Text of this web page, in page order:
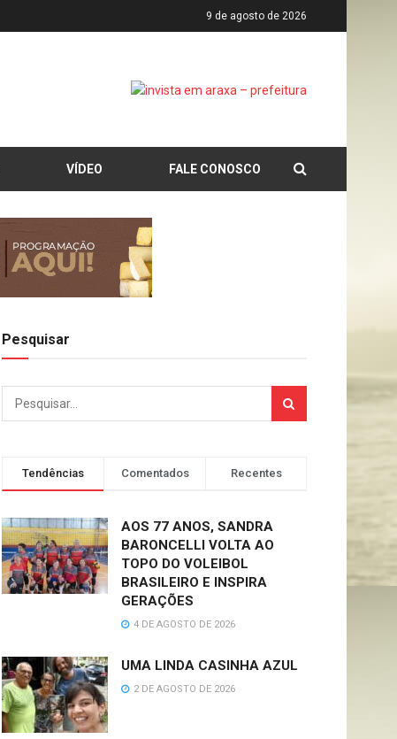
9 de agosto de 2026
VÍDEO FALE CONOSCO
Pesquisar
Tendências Comentados Recentes
AOS 77 ANOS, SANDRA
BARONCELLI VOLTA AO
TOPO DO VOLEIBOL
BRASILEIRO E INSPIRA
GERAÇÕES
4 DE AGOSTO DE 2026
UMA LINDA CASINHA AZUL
2 DE AGOSTO DE 2026